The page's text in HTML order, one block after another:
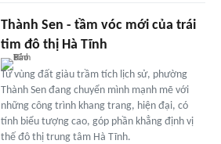
Thành Sen - tầm vóc mới của trái
tim đô thị Hà Tĩnh
Từ vùng đất giàu trầm tích lịch sử, phường
Thành Sen đang chuyển mình mạnh mẽ với
những công trình khang trang, hiện đại, có
tính biểu tượng cao, góp phần khẳng định vị
thế đô thị trung tâm Hà Tĩnh.